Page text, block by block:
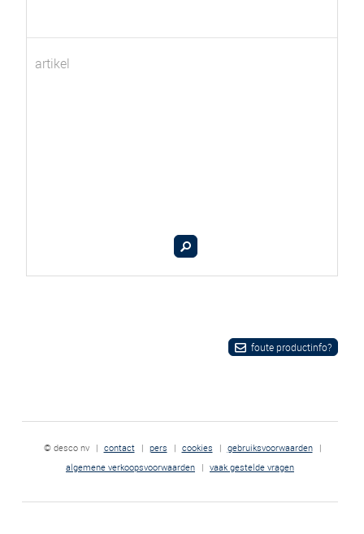
artikel
foute productinfo?
© desco nv | contact | pers | cookies | gebruiksvoorwaarden
|
algemene verkoopsvoorwaarden | vaak gestelde vragen